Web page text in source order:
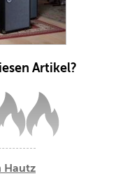
Artikel?
Hautz